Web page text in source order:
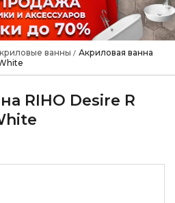
ванны / Акриловая ванна
RIHO Desire R